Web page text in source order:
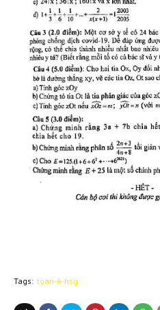
Tags: toan-6-hsg